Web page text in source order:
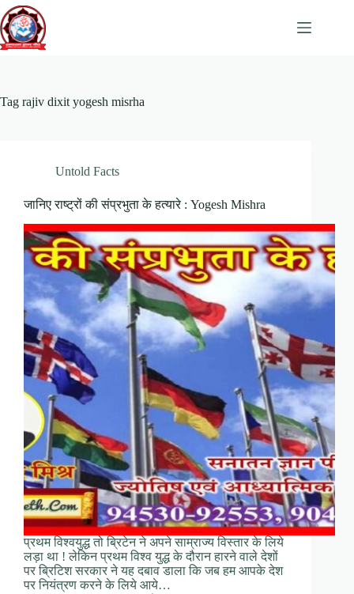
Skip
to
content
Tag rajiv dixit yogesh misrha
Untold Facts
जानिए राष्ट्रों की संप्रभुता के हत्यारे : Yogesh Mishra
प्रथम विश्वयुद्ध तो ब्रिटेन ने अपने साम्राज्य विस्तार के लिये
लड़ा था ! लेकिन प्रथम विश्व युद्ध के दौरान हारने वाले देशों
पर ब्रिटिश सरकार ने यह दबाव डाला कि जब हम आपके देश
पर नियंत्रण करने के लिये आये…